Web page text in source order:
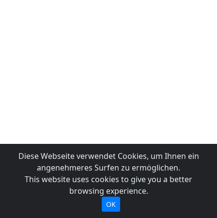
Diese Webseite verwendet Cookies, um Ihnen ein
angenehmeres Surfen zu ermöglichen.
This website uses cookies to give you a better
browsing experience.
OK